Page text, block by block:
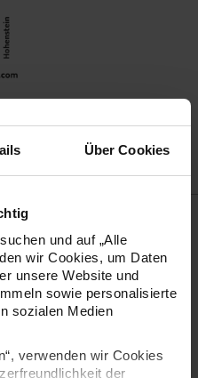
Über Cookies
und auf „Alle
wir Cookies, um Daten
unsere Website und
sowie personalisierte
sozialen Medien
verwenden wir Cookies
der
vielen Jahren bewährtes
als auch klassischen
Strümpfen auf für alle
ist sehr strapazierfähig,
auch